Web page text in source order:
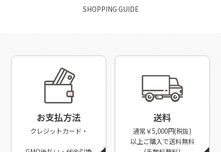
SHOPPING GUIDE
お支払方法
クレジットカード・
送料
通常￥5,000円(税抜)
以上ご購入で送料無料